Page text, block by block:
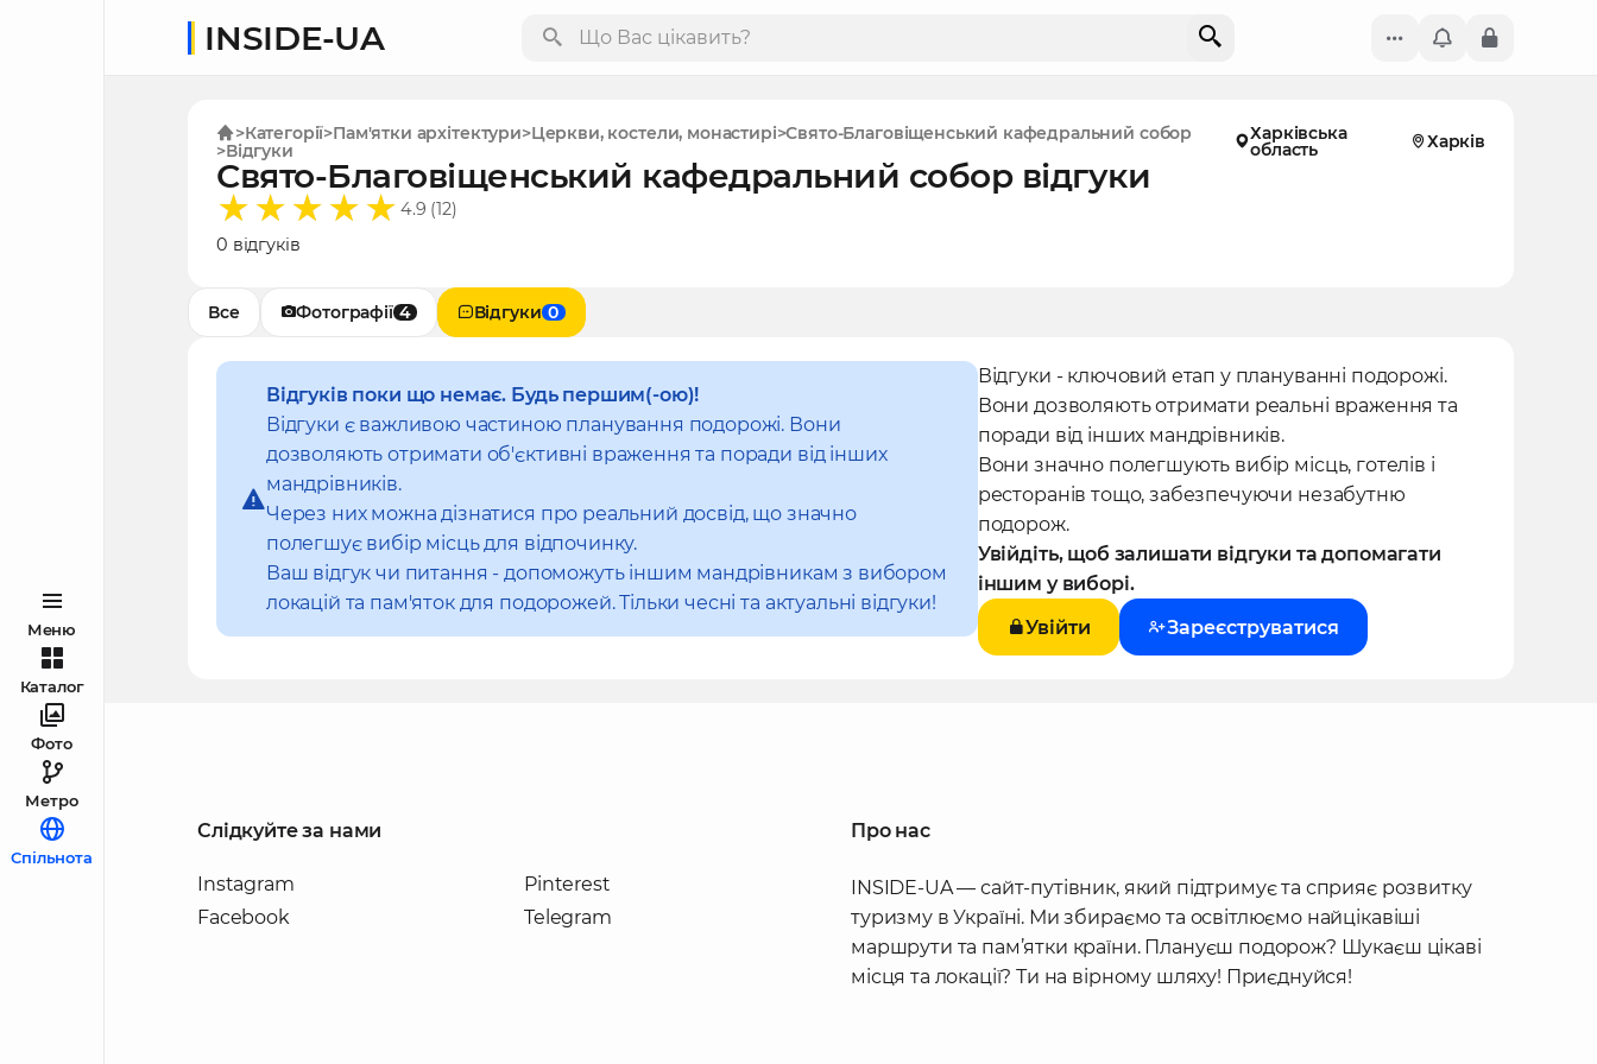
Меню
Каталог
Фото
Метро
Спільнота
INSIDE-UA
Категорії Пам'ятки архітектури Церкви, костели, монастирі Свято-Благовіщенський кафедральний собор
Відгуки
Харківська
область Харків
Свято-Благовіщенський кафедральний собор відгуки
4.9 (12)
0 відгуків
Все Фотографії 4 Відгуки 0
Відгуків поки що немає. Будь першим(-ою)!
Відгуки є важливою частиною планування подорожі. Вони
дозволяють отримати об'єктивні враження та поради від інших
мандрівників.
Через них можна дізнатися про реальний досвід, що значно
полегшує вибір місць для відпочинку.
Ваш відгук чи питання - допоможуть іншим мандрівникам з вибором
локацій та пам'яток для подорожей. Тільки чесні та актуальні відгуки!
Відгуки - ключовий етап у плануванні подорожі.
Вони дозволяють отримати реальні враження та
поради від інших мандрівників.
Вони значно полегшують вибір місць, готелів і
ресторанів тощо, забезпечуючи незабутню
подорож.
Увійдіть, щоб залишати відгуки та допомагати
іншим у виборі.
Увійти
Зареєструватися
Слідкуйте за нами
Instagram
Facebook
Pinterest
Telegram
Про нас
INSIDE-UA — сайт-путівник, який підтримує та сприяє розвитку
туризму в Україні. Ми збираємо та освітлюємо найцікавіші
маршрути та пам’ятки країни. Плануєш подорож? Шукаєш цікаві
місця та локації? Ти на вірному шляху! Приєднуйся!